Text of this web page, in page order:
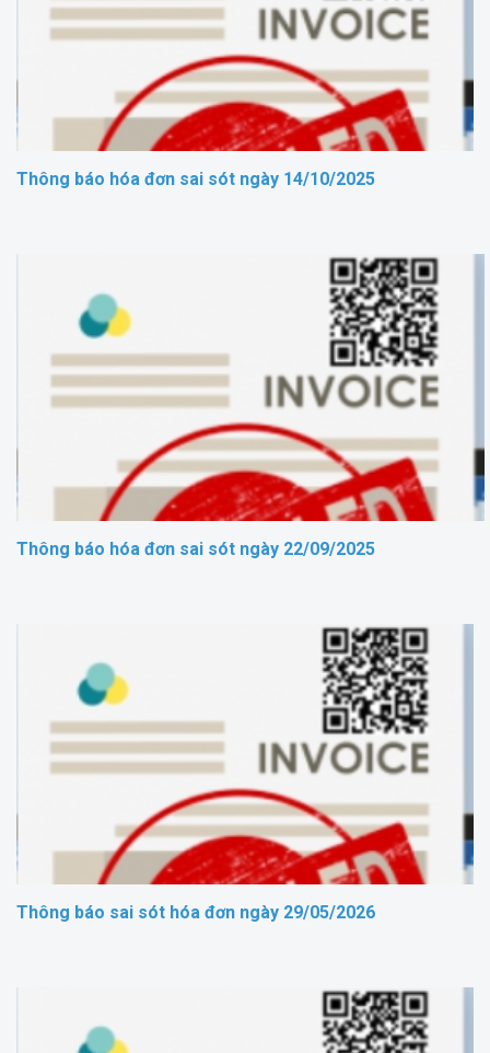
Thông báo hóa đơn sai sót ngày 14/10/2025
Thông báo hóa đơn sai sót ngày 22/09/2025
Thông báo sai sót hóa đơn ngày 29/05/2026